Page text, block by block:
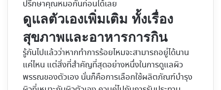
ปรึกษาคุณหมอกันก่อนได้เลย
ดูแลตัวเองเพิ่มเติม ทั้งเรื่อง
สุขภาพและอาหารการกิน
รู้กันไปแล้วว่าหากทำการร้อยไหมจะสามารถอยู่ได้นาน
แค่ไหน แต่สิ่งที่สำคัญที่สุดอย่างหนึ่งในการดูแลผิว
พรรณของตัวเอง นั่นก็คือการเลือกใช้ผลิตภัณฑ์บำรุง